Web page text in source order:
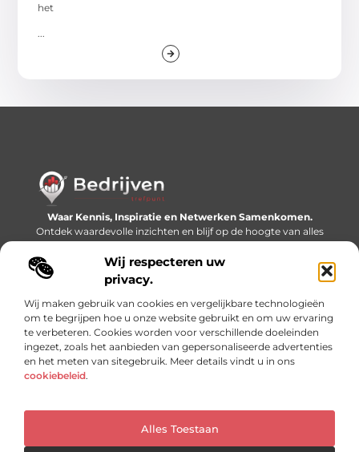
Wij respecteren uw
privacy.
Wij maken gebruik van cookies en vergelijkbare technologieën
om te begrijpen hoe u onze website gebruikt en om uw ervaring
te verbeteren. Cookies worden voor verschillende doeleinden
ingezet, zoals het aanbieden van gepersonaliseerde advertenties
en het meten van sitegebruik. Meer details vindt u in ons
cookiebeleid.
Alles Toestaan
het
Waar Kennis, Inspiratie en Netwerken Samenkomen.
Ontdek waardevolle inzichten en blijf op de hoogte van alles
wat er speelt in de wereld.
Bericht categorie
Onze informatie